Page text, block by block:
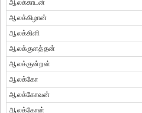
ஆலக்காடன்
ஆலக்கிழான்
ஆலக்கிளி
ஆலக்குளத்தன்
ஆலக்குன்றன்
ஆலக்கோ
ஆலக்கோவன்
ஆலக்கோன்